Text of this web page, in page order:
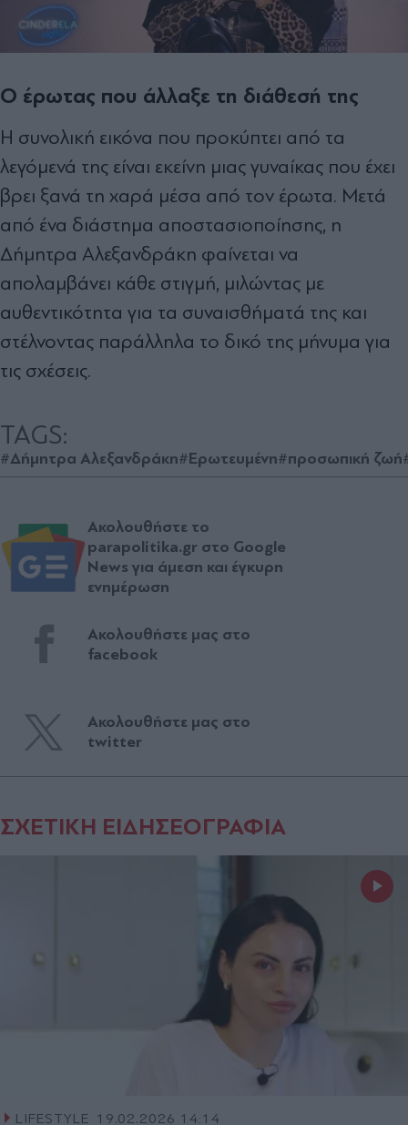
Ο έρωτας που άλλαξε τη διάθεσή της
Η συνολική εικόνα που προκύπτει από τα
λεγόμενά της είναι εκείνη μιας γυναίκας που έχει
βρει ξανά τη χαρά μέσα από τον έρωτα. Μετά
από ένα διάστημα αποστασιοποίησης, η
Δήμητρα Αλεξανδράκη φαίνεται να
απολαμβάνει κάθε στιγμή, μιλώντας με
αυθεντικότητα για τα συναισθήματά της και
στέλνοντας παράλληλα το δικό της μήνυμα για
τις σχέσεις.
TAGS:
#Δήμητρα Αλεξανδράκη#Ερωτευμένη#προσωπική ζωή
Ακολουθήστε το
parapolitika.gr στο Google
News για άμεση και έγκυρη
ενημέρωση
Ακολουθήστε μας στο
facebook
Ακολουθήστε μας στο
twitter
ΣΧΕΤΙΚΗ ΕΙΔΗΣΕΟΓΡΑΦΙΑ
LIFESTYLE 19.02.2026 14:14